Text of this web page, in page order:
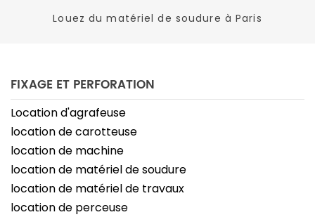
Louez du matériel de soudure à Paris
FIXAGE ET PERFORATION
Location d'agrafeuse
location de carotteuse
location de machine
location de matériel de soudure
location de matériel de travaux
location de perceuse